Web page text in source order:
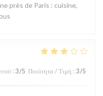
près de Paris : cuisine,
: 3/5 Ποιότητα / Τιμή : 3/5